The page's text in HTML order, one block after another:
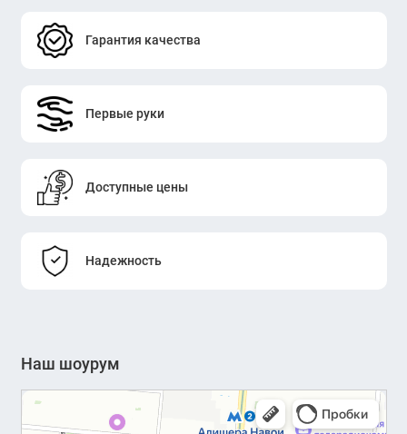
Гарантия качества
Первые руки
Доступные цены
Надежность
Наш шоурум